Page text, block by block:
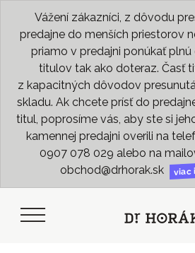
Vážení zákazníci, z dôvodu
predajne do menších priestorov
priamo v predajni ponúkať
titulov tak ako doteraz. Časť
z kapacitných dôvodov
skladu. Ak chcete prísť do
titul, poprosíme vás, aby ste si
kamennej predajni overili na
0907 078 029 alebo na
obchod@drhorak.sk
viac